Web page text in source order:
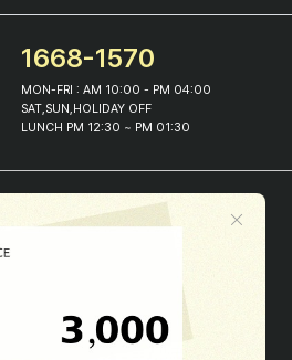
1668-1570
MON-FRI : AM 10:00 - PM 04:00
SAT,SUN,HOLIDAY OFF
LUNCH PM 12:30 ~ PM 01:30